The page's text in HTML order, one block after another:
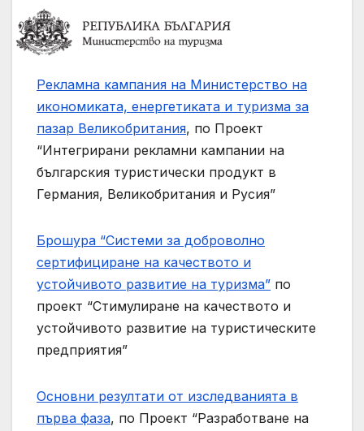
Рекламна кампания на Министерство на
икономиката, енергетиката и туризма за
пазар Великобритания, по Проект
“Интегрирани рекламни кампании на
българския туристически продукт в
Германия, Великобритания и Русия”
Брошура “Системи за доброволно
сертифициране на качеството и
устойчивото развитие на туризма” по
проект “Стимулиране на качеството и
устойчивото развитие на туристическите
предприятия”
Основни резултати от изследванията в
първа фаза, по Проект “Разработване на